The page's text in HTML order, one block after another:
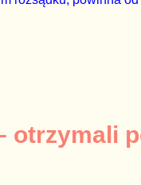
Zastrzeżenie
z medium o
w żaden sposób
otrzymali